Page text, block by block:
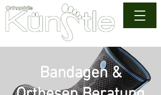
Bandagen &